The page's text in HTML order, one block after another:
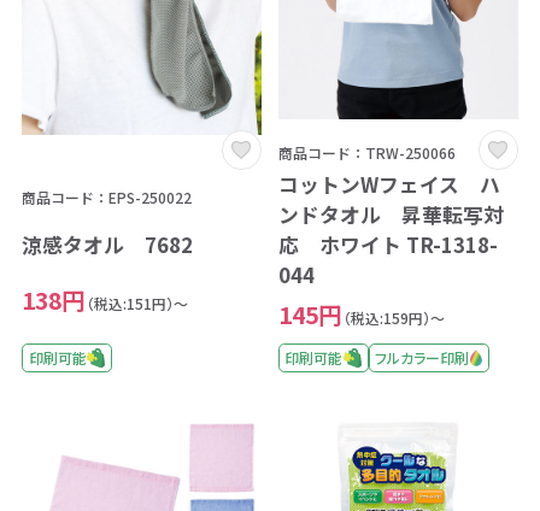
商品コード：EPS-250022
涼感タオル 7682
138円 （税込:151円）～
印刷可能
商品コード：TRW-250066
コットンWフェイス ハ
ンドタオル 昇華転写対
応 ホワイト TR-1318-
044
145円 （税込:159円）～
印刷可能
フルカラー印刷